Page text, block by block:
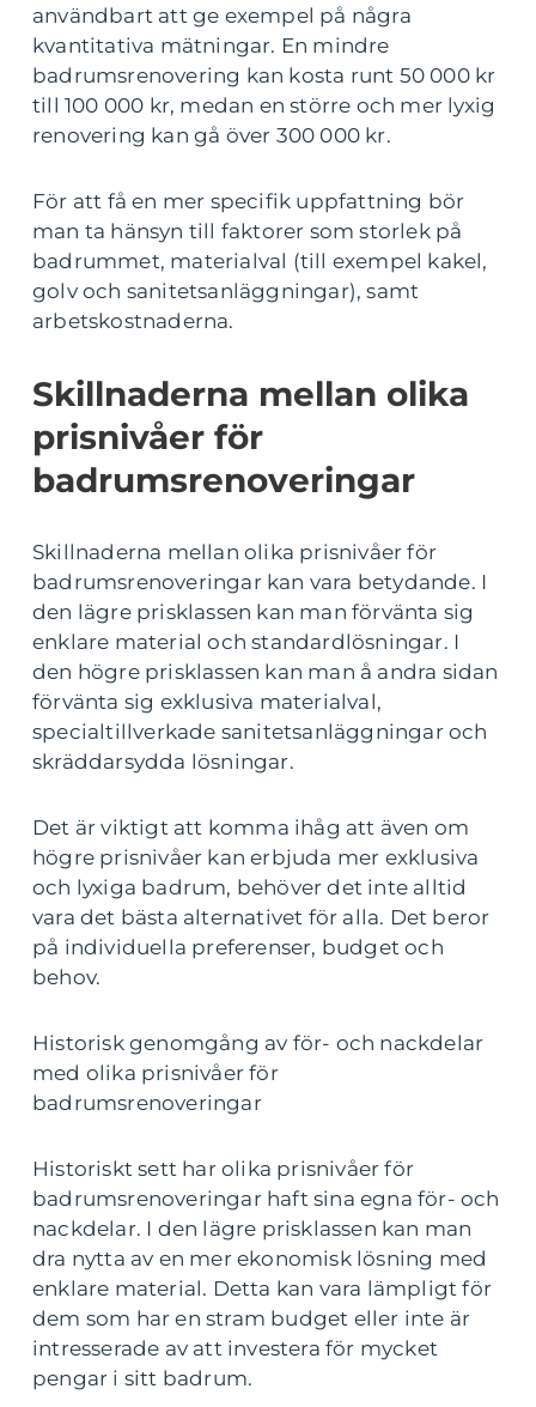
användbart att ge exempel på några
kvantitativa mätningar. En mindre
badrumsrenovering kan kosta runt 50 000 kr
till 100 000 kr, medan en större och mer lyxig
renovering kan gå över 300 000 kr.
För att få en mer specifik uppfattning bör
man ta hänsyn till faktorer som storlek på
badrummet, materialval (till exempel kakel,
golv och sanitetsanläggningar), samt
arbetskostnaderna.
Skillnaderna mellan olika
prisnivåer för
badrumsrenoveringar
Skillnaderna mellan olika prisnivåer för
badrumsrenoveringar kan vara betydande. I
den lägre prisklassen kan man förvänta sig
enklare material och standardlösningar. I
den högre prisklassen kan man å andra sidan
förvänta sig exklusiva materialval,
specialtillverkade sanitetsanläggningar och
skräddarsydda lösningar.
Det är viktigt att komma ihåg att även om
högre prisnivåer kan erbjuda mer exklusiva
och lyxiga badrum, behöver det inte alltid
vara det bästa alternativet för alla. Det beror
på individuella preferenser, budget och
behov.
Historisk genomgång av för- och nackdelar
med olika prisnivåer för
badrumsrenoveringar
Historiskt sett har olika prisnivåer för
badrumsrenoveringar haft sina egna för- och
nackdelar. I den lägre prisklassen kan man
dra nytta av en mer ekonomisk lösning med
enklare material. Detta kan vara lämpligt för
dem som har en stram budget eller inte är
intresserade av att investera för mycket
pengar i sitt badrum.